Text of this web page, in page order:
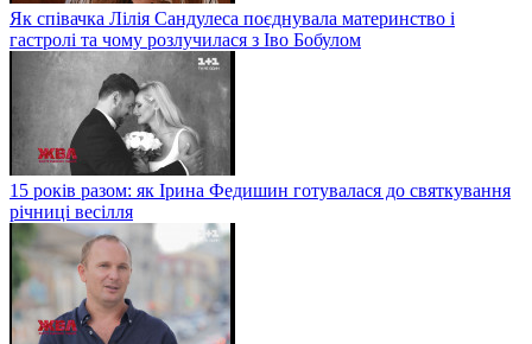
Як співачка Лілія Сандулеса поєднувала материнство і
гастролі та чому розлучилася з Іво Бобулом
15 років разом: як Ірина Федишин готувалася до святкування
річниці весілля